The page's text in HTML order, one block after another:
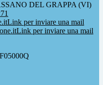
DEL GRAPPA (VI)
Link per inviare una mail
Link per inviare una mail